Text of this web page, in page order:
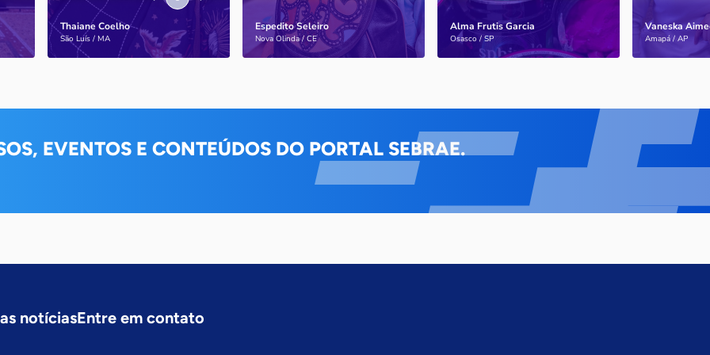
Thaiane Coelho
São Luís / MA
Saiba mais
Espedito Seleiro
Nova Olinda / CE
Saiba mais
Alma Frutis Garcia
Osasco / SP
Saiba mais
Vaneska
Amapá / AP
Saiba mais
EVENTOS E CONTEÚDOS DO PORTAL SEBRAE.
notíciasEntre em contato